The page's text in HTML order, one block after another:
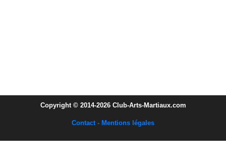
Copyright © 2014-2026 Club-Arts-Martiaux.com
Contact - Mentions légales